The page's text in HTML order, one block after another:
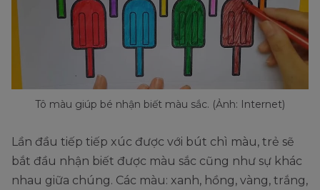
Tô màu giúp bé nhận biết màu sắc. (Ảnh: Internet)
Lần đầu tiếp tiếp xúc được với bút chì màu, trẻ sẽ
bắt đầu nhận biết được màu sắc cũng như sự khác
nhau giữa chúng. Các màu: xanh, hồng, vàng, trắng,